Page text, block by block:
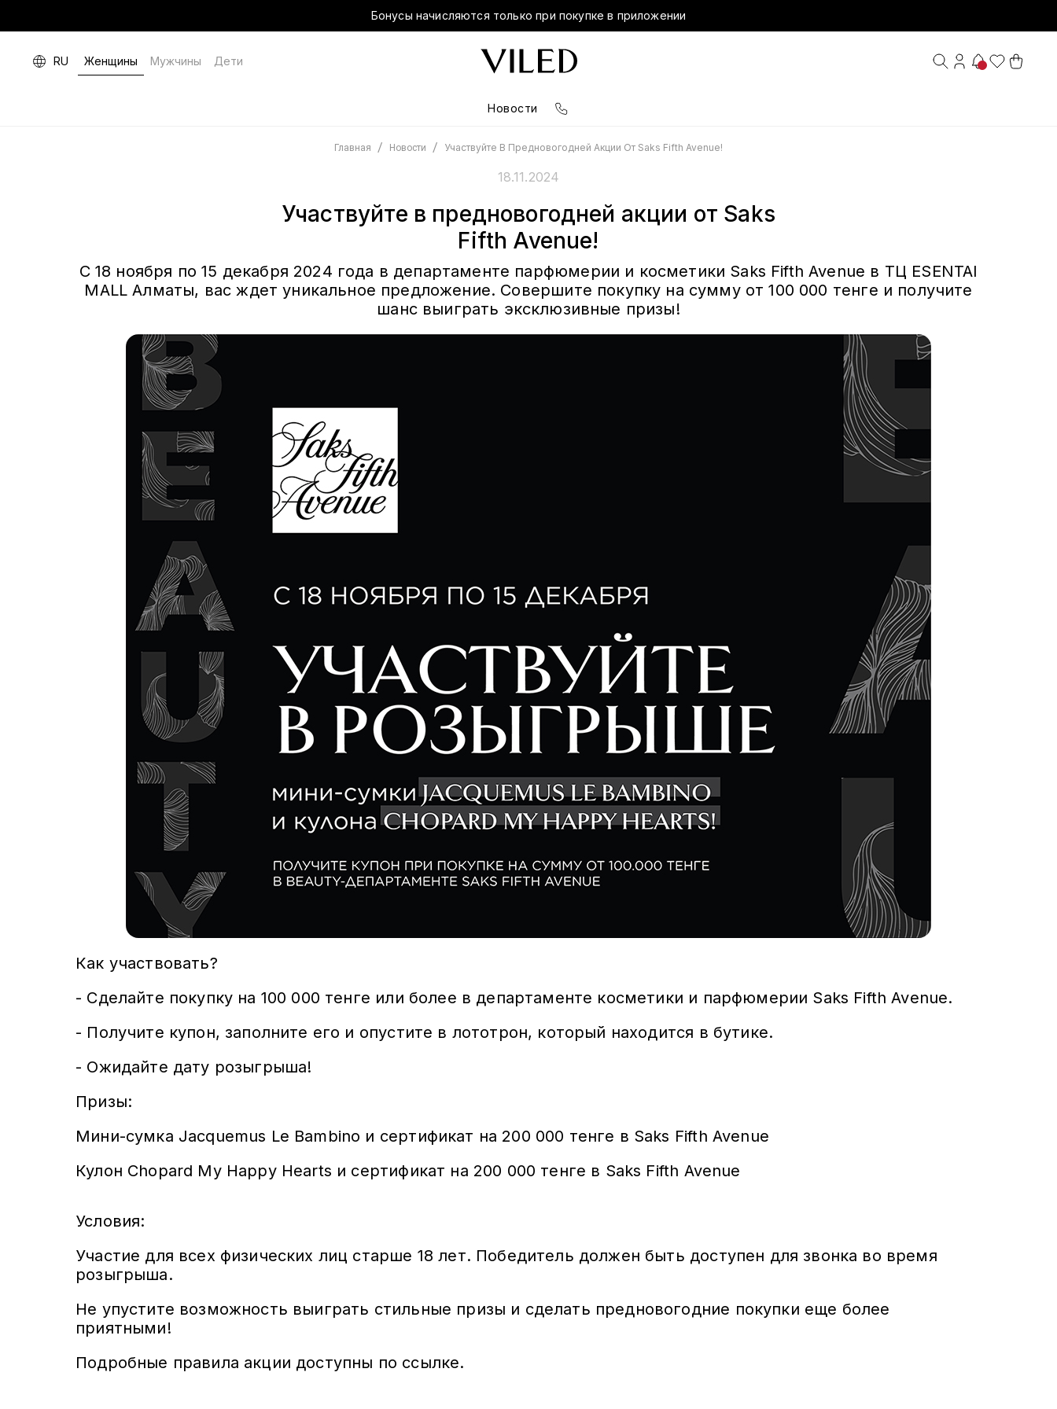
Бонусы начисляются только при покупке в приложении
RU Женщины Мужчины Дети
Новости
Главная / Новости / Участвуйте В Предновогодней Акции От Saks Fifth Avenue!
18.11.2024
Участвуйте в предновогодней акции от Saks
Fifth Avenue!
С 18 ноября по 15 декабря 2024 года в департаменте парфюмерии и косметики Saks Fifth Avenue в ТЦ ESENTAI
MALL Алматы, вас ждет уникальное предложение. Совершите покупку на сумму от 100 000 тенге и получите
шанс выиграть эксклюзивные призы!
Как участвовать?
- Сделайте покупку на 100 000 тенге или более в департаменте косметики и парфюмерии Saks Fifth Avenue.
- Получите купон, заполните его и опустите в лототрон, который находится в бутике.
- Ожидайте дату розыгрыша!
Призы:
Мини-сумка Jacquemus Le Bambino и сертификат на 200 000 тенге в Saks Fifth Avenue
Кулон Chopard My Happy Hearts и сертификат на 200 000 тенге в Saks Fifth Avenue
Условия:
Участие для всех физических лиц старше 18 лет. Победитель должен быть доступен для звонка во время
розыгрыша.
Не упустите возможность выиграть стильные призы и сделать предновогодние покупки еще более
приятными!
Подробные правила акции доступны по ссылке.